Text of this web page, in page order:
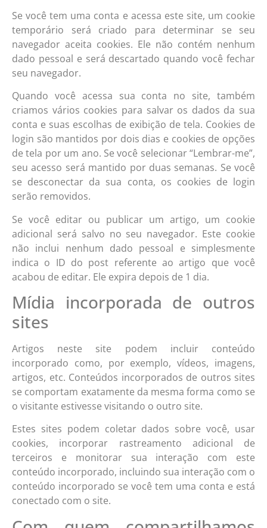
Se você tem uma conta e acessa este site, um cookie
temporário será criado para determinar se seu
navegador aceita cookies. Ele não contém nenhum
dado pessoal e será descartado quando você fechar
seu navegador.
Quando você acessa sua conta no site, também
criamos vários cookies para salvar os dados da sua
conta e suas escolhas de exibição de tela. Cookies de
login são mantidos por dois dias e cookies de opções
de tela por um ano. Se você selecionar “Lembrar-me”,
seu acesso será mantido por duas semanas. Se você
se desconectar da sua conta, os cookies de login
serão removidos.
Se você editar ou publicar um artigo, um cookie
adicional será salvo no seu navegador. Este cookie
não inclui nenhum dado pessoal e simplesmente
indica o ID do post referente ao artigo que você
acabou de editar. Ele expira depois de 1 dia.
Mídia incorporada de outros
sites
Artigos neste site podem incluir conteúdo
incorporado como, por exemplo, vídeos, imagens,
artigos, etc. Conteúdos incorporados de outros sites
se comportam exatamente da mesma forma como se
o visitante estivesse visitando o outro site.
Estes sites podem coletar dados sobre você, usar
cookies, incorporar rastreamento adicional de
terceiros e monitorar sua interação com este
conteúdo incorporado, incluindo sua interação com o
conteúdo incorporado se você tem uma conta e está
conectado com o site.